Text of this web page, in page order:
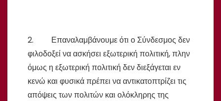
2. Επαναλαμβάνουμε ότι ο Σύνδεσμος δεν
φιλοδοξεί να ασκήσει εξωτερική πολιτική, πλην
όμως η εξωτερική πολιτική δεν διεξάγεται εν
κενώ και φυσικά πρέπει να αντικατοπτρίζει τις
απόψεις των πολιτών και ολόκληρης της